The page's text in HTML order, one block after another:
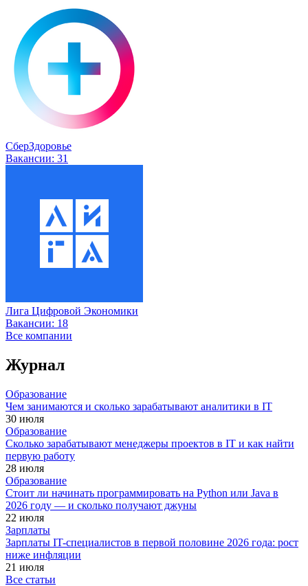
СберЗдоровье
Вакансии: 31
Лига Цифровой Экономики
Вакансии: 18
Все компании
Журнал
Образование
Чем занимаются и сколько зарабатывают аналитики в IT
30 июля
Образование
Сколько зарабатывают менеджеры проектов в IT и как найти
первую работу
28 июля
Образование
Стоит ли начинать программировать на Python или Java в
2026 году — и сколько получают джуны
22 июля
Зарплаты
Зарплаты IT-специалистов в первой половине 2026 года: рост
ниже инфляции
21 июля
Все статьи